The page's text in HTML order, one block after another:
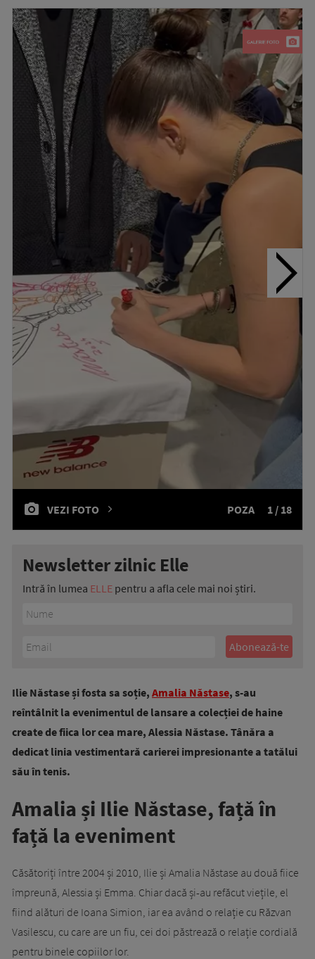
VEZI FOTO POZA 1 / 18
Newsletter zilnic Elle
Intră în lumea ELLE pentru a afla cele mai noi știri.
Ilie Năstase și fosta sa soție, Amalia Năstase, s-au
reîntâlnit la evenimentul de lansare a colecției de haine
create de fiica lor cea mare, Alessia Năstase. Tânăra a
dedicat linia vestimentară carierei impresionante a tatălui
său în tenis.
Amalia și Ilie Năstase, față în
față la eveniment
Căsătoriți între 2004 și 2010, Ilie și Amalia Năstase au două fiice
împreună, Alessia și Emma. Chiar dacă și-au refăcut viețile, el
fiind alături de Ioana Simion, iar ea având o relație cu Răzvan
Vasilescu, cu care are un fiu, cei doi păstrează o relație cordială
pentru binele copiilor lor.